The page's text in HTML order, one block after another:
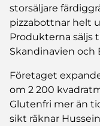
storsäljare
pizzabottnar helt
Produkterna säljs
Skandinavien och
Företaget
om 2 200
Glutenfri mer än
sikt räknar